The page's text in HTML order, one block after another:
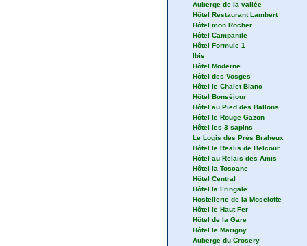
Auberge de la vallée
Hôtel Restaurant Lambert
Hôtel mon Rocher
Hôtel Campanile
Hôtel Formule 1
Ibis
Hôtel Moderne
Hôtel des Vosges
Hôtel le Chalet Blanc
Hôtel Bonséjour
Hôtel au Pied des Ballons
Hôtel le Rouge Gazon
Hôtel les 3 sapins
Le Logis des Prés Braheux
Hôtel le Realis de Belcour
Hôtel au Relais des Amis
Hôtel la Toscane
Hôtel Central
Hôtel la Fringale
Hostellerie de la Moselotte
Hôtel le Haut Fer
Hôtel de la Gare
Hôtel le Marigny
Auberge du Crosery